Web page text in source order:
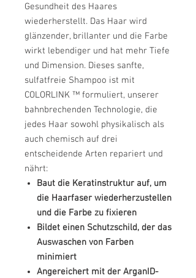
Gesundheit des Haares
wiederherstellt. Das Haar wird
glänzender, brillanter und die Farbe
wirkt lebendiger und hat mehr Tiefe
und Dimension. Dieses sanfte,
sulfatfreie Shampoo ist mit
COLORLINK ™ formuliert, unserer
bahnbrechenden Technologie, die
jedes Haar sowohl physikalisch als
auch chemisch auf drei
entscheidende Arten repariert und
nährt:
Baut die Keratinstruktur auf, um
die Haarfaser wiederherzustellen
und die Farbe zu fixieren
Bildet einen Schutzschild, der das
Auswaschen von Farben
minimiert
Angereichert mit der ArganID-